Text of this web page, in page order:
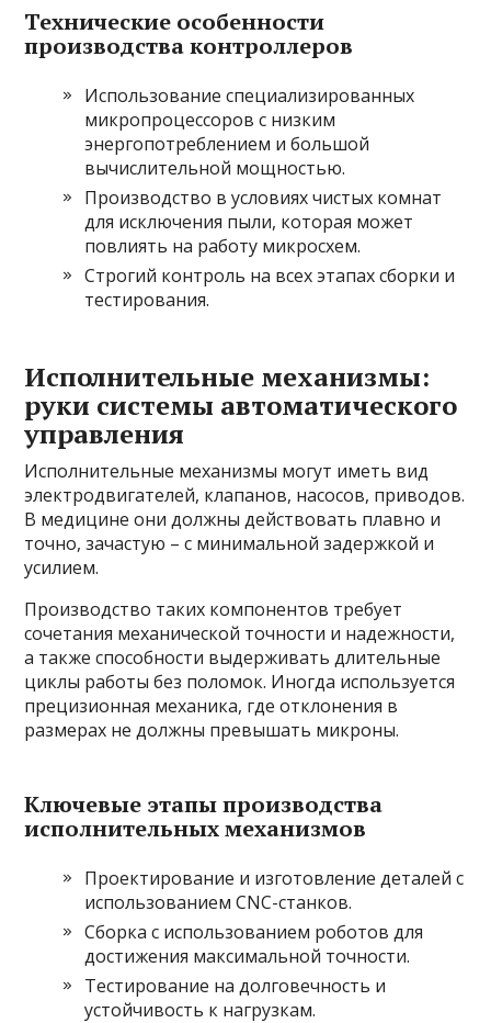
Технические особенности
производства контроллеров
Использование специализированных
микропроцессоров с низким
энергопотреблением и большой
вычислительной мощностью.
Производство в условиях чистых комнат
для исключения пыли, которая может
повлиять на работу микросхем.
Строгий контроль на всех этапах сборки и
тестирования.
Исполнительные механизмы:
руки системы автоматического
управления
Исполнительные механизмы могут иметь вид
электродвигателей, клапанов, насосов, приводов.
В медицине они должны действовать плавно и
точно, зачастую – с минимальной задержкой и
усилием.
Производство таких компонентов требует
сочетания механической точности и надежности,
а также способности выдерживать длительные
циклы работы без поломок. Иногда используется
прецизионная механика, где отклонения в
размерах не должны превышать микроны.
Ключевые этапы производства
исполнительных механизмов
Проектирование и изготовление деталей с
использованием CNC-станков.
Сборка с использованием роботов для
достижения максимальной точности.
Тестирование на долговечность и
устойчивость к нагрузкам.